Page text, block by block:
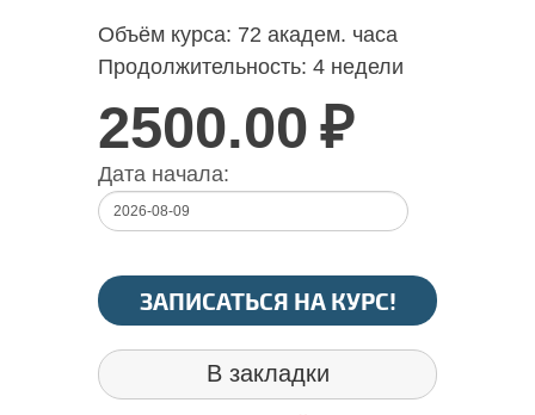
Объём курса: 72 академ. часа
Продолжительность: 4 недели
2500.00 ₽
Дата начала:
ЗАПИСАТЬСЯ НА КУРС!
В закладки